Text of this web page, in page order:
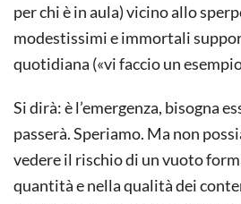
per chi è in aula) vicino allo
modestissimi e immortali
quotidiana («vi faccio un
Si dirà: è l’emergenza, bisogna
passerà. Speriamo. Ma non
vedere il rischio di un vuoto
quantità e nella qualità dei